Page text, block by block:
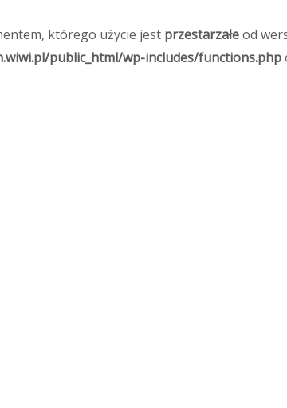
którego użycie jest przestarzałeod
public_html/wp-includes/functions.php